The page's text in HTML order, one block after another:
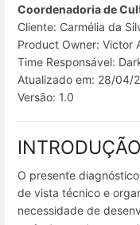
Coordenadoria de
Cliente: Carmélia da
Product Owner: Victor
Time Responsável:
Atualizado em: 28/04/
Versão: 1.0
INTRODUÇÃO
O presente
de vista técnico e
necessidade de